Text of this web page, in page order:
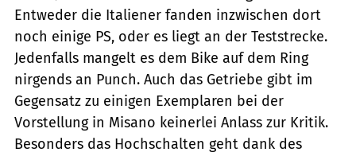
Entweder die Italiener fanden inzwischen dort
noch einige PS, oder es liegt an der Teststrecke.
Jedenfalls mangelt es dem Bike auf dem Ring
nirgends an Punch. Auch das Getriebe gibt im
Gegensatz zu einigen Exemplaren bei der
Vorstellung in Misano keinerlei Anlass zur Kritik.
Besonders das Hochschalten geht dank des